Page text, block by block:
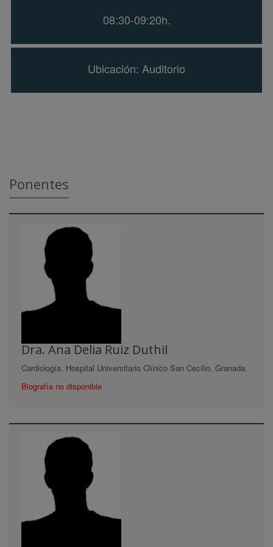
08:30-09:20h.
Ubicación: Auditorio
Ponentes
Dra. Ana Delia Ruiz Duthil
Cardiología. Hospital Universitario Clínico San Cecilio. Granada.
Biografía no disponible